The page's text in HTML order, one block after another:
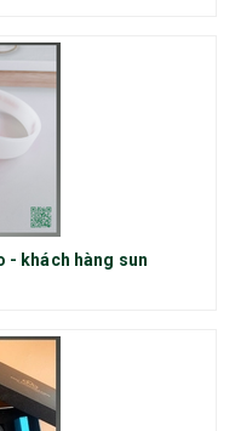
- khách hàng sun